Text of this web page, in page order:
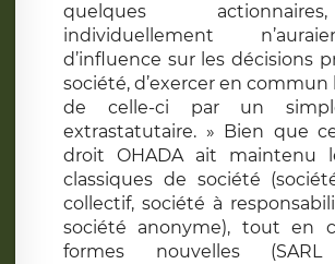
quelques
individuellement
d’influence sur les décisions
société, d’exercer en commun
de celle-ci par un
extrastatutaire. » Bien que
droit OHADA ait maintenu
classiques de société
collectif, société à
société anonyme), tout en
formes nouvelles